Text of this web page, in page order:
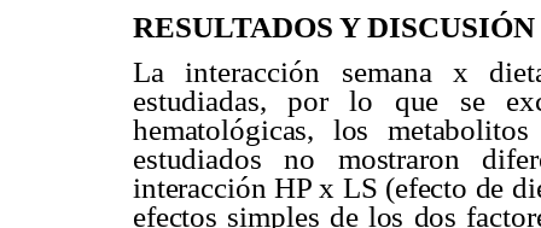
RESULTADOS Y DISCUSIÓN
La interacción semana x
estudiadas, por lo que se
hematológicas, los
estudiados no mostraron
interacción HP x LS (efecto de
efectos simples de los dos